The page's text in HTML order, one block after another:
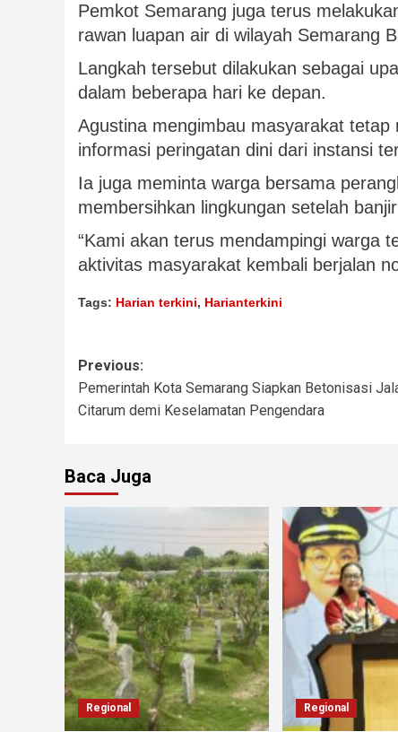
Pemkot Semarang juga terus
rawan luapan air di wilayah Semarang
Langkah tersebut dilakukan sebagai
dalam beberapa hari ke depan.
Agustina mengimbau masyarakat
informasi peringatan dini dari instansi
Ia juga meminta warga bersama
membersihkan lingkungan setelah
“Kami akan terus mendampingi warga
aktivitas masyarakat kembali berjalan
Tags: Harian terkini, Harianterkini
Previous:
Pemerintah Kota Semarang Siapkan Betonisasi
Citarum demi Keselamatan Pengendara
Baca Juga
Regional Regional